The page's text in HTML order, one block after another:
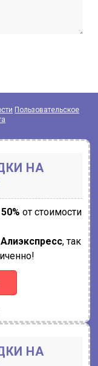
Пользовательское
НА
от стоимости
, так
НА